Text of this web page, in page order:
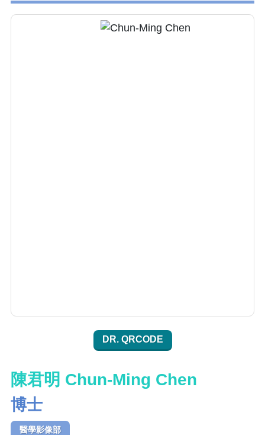
DR. QRCODE
陳君明 Chun-Ming Chen
博士
醫學影像部